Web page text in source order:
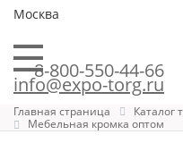
Москва
8-800-550-44-66
info@expo-torg.ru
Главная страница
Каталог
Мебельная кромка оптом